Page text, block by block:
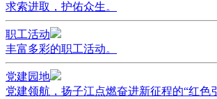
求索进取，护佑众生。
职工活动
丰富多彩的职工活动。
党建园地
党建领航，扬子江点燃奋进新征程的“红色